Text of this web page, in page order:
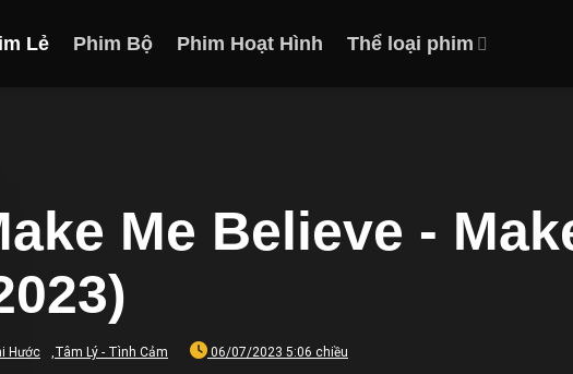
Lẻ Phim Bộ Phim Hoạt Hình Thể loại phim
Me Believe -
Hước Tâm Lý - Tình Cảm 06/07/2023 5:06 chiều